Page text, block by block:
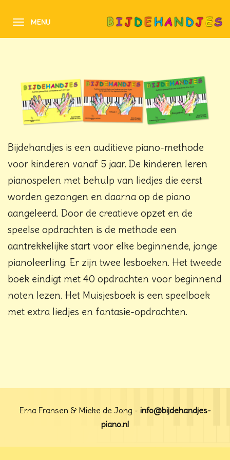
MENU
TOGGLE NAVIGATION
Bijdehandjes is een auditieve piano-methode
voor kinderen vanaf 5 jaar. De kinderen leren
pianospelen met behulp van liedjes die eerst
worden gezongen en daarna op de piano
aangeleerd. Door de creatieve opzet en de
speelse opdrachten is de methode een
aantrekkelijke start voor elke beginnende, jonge
pianoleerling. Er zijn twee lesboeken. Het tweede
boek eindigt met 40 opdrachten voor beginnend
noten lezen. Het Muisjesboek is een speelboek
met extra liedjes en fantasie-opdrachten.
Erna Fransen & Mieke de Jong - info@bijdehandjes-
piano.nl